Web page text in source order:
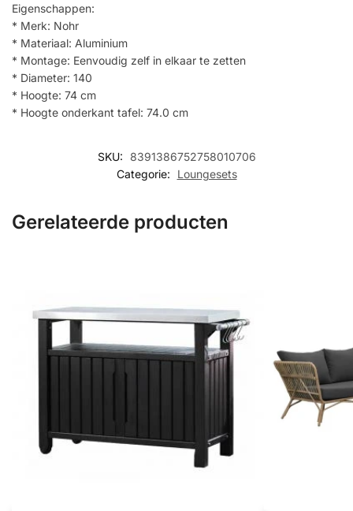
Eigenschappen:
* Merk: Nohr
* Materiaal: Aluminium
* Montage: Eenvoudig zelf in elkaar te zetten
* Diameter: 140
* Hoogte: 74 cm
* Hoogte onderkant tafel: 74.0 cm
SKU:
8391386752758010706
Categorie:
Loungesets
Gerelateerde producten